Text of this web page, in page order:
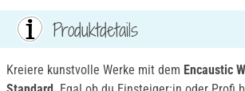
Produktdetails
Kreiere kunstvolle Werke mit dem Encaustic